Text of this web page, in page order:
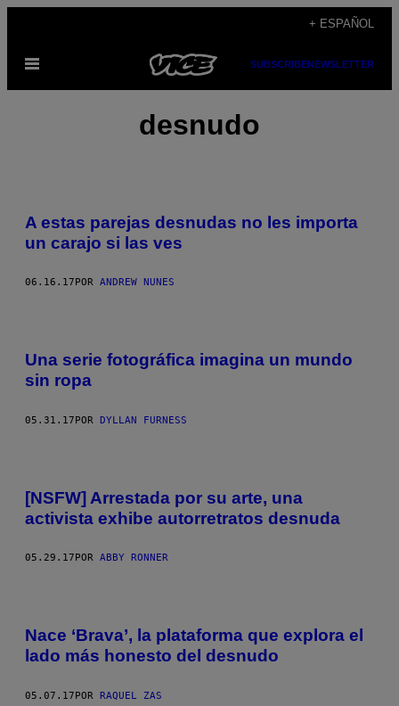
contenido
+ ESPAÑOL
Abrir
SUBSCRIBENEWSLETTER
desnudo
A estas parejas desnudas no les importa
un carajo si las ves
06.16.17 POR ANDREW NUNES
Una serie fotográfica imagina un mundo
sin ropa
05.31.17POR DYLLAN FURNESS
[NSFW] Arrestada por su arte, una
activista exhibe autorretratos desnuda
05.29.17 POR ABBY RONNER
Nace ‘Brava’, la plataforma que explora el
lado más honesto del desnudo
05.07.17POR RAQUEL ZAS